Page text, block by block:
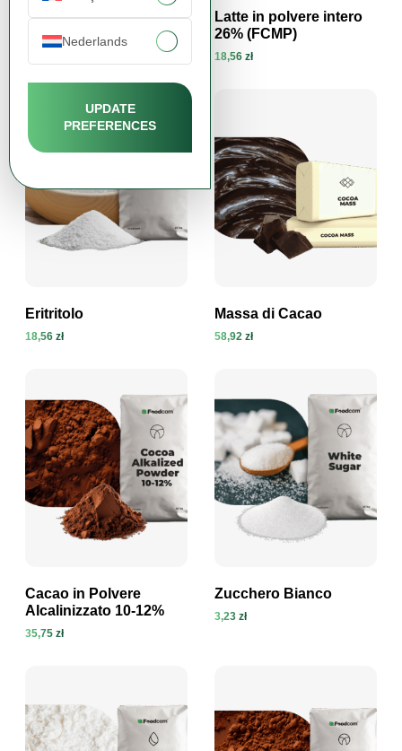
Nederlands
UPDATE
PREFERENCES
Visualizza prodotto
Fiocchi di Patate
11,15 zł
Visualizza prodotto
Latte in polvere intero
26% (FCMP)
18,56 zł
Eritritolo
18,56 zł
Massa di Cacao
58,92 zł
Visualizza prodotto
Cacao in Polvere
Alcalinizzato 10-12%
35,75 zł
Zucchero Bianco
3,23 zł